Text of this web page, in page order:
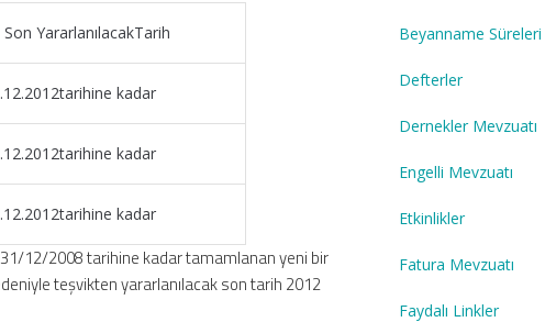
Son YararlanılacakTarih
kadar
kadar
kadar
31/12/2008 tarihine kadar tamamlanan yeni bir
teşvikten yararlanılacak son tarih 2012
Beyanname Süreleri
Defterler
Dernekler Mevzuatı
Engelli Mevzuatı
Etkinlikler
Fatura Mevzuatı
Faydalı Linkler